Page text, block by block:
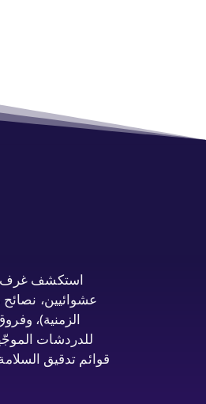
عشوائيين،
للدردشات
قوائم تدقيق